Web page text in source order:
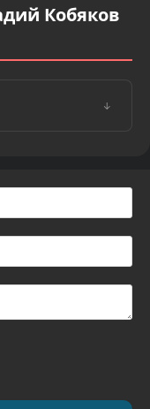
Кобяков
↓